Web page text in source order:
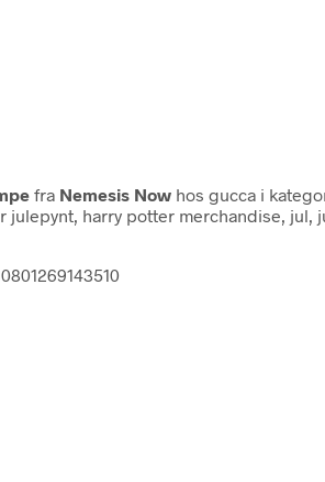
fra Nemesis Now hos gucca i
harry potter merchandise, jul,